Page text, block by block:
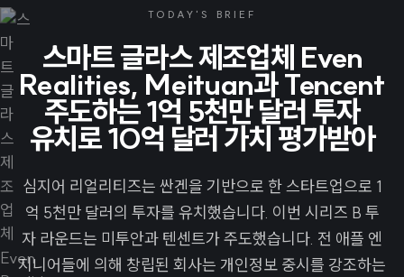
TODAY'S BRIEF
스마트 글라스 제조업체 Even
Realities, Meituan과 Tencent
주도하는 1억 5천만 달러 투자
유치로 10억 달러 가치 평가받아
심지어 리얼리티즈는 싼겐을 기반으로 한 스타트업으로 1
억 5천만 달러의 투자를 유치했습니다. 이번 시리즈 B 투
자 라운드는 미투안과 텐센트가 주도했습니다. 전 애플 엔
지니어들에 의해 창립된 회사는 개인정보 중시를 강조하는